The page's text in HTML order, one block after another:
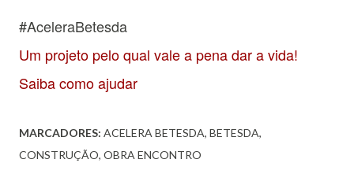
#AceleraBetesda
Um projeto pelo qual vale a pena dar a vida!
Saiba como ajudar
MARCADORES: ACELERA BETESDA BETESDA
CONSTRUÇÃO OBRA ENCONTRO